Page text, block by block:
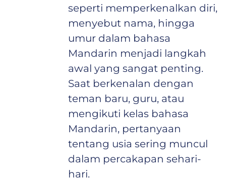
seperti memperkenalkan diri,
menyebut nama, hingga
umur dalam bahasa
Mandarin menjadi langkah
awal yang sangat penting.
Saat berkenalan dengan
teman baru, guru, atau
mengikuti kelas bahasa
Mandarin, pertanyaan
tentang usia sering muncul
dalam percakapan sehari-
hari.